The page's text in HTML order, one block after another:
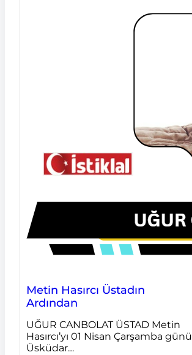
Metin Hasırcı Üstadın
Ardından
UĞUR CANBOLAT ÜSTAD Metin
Hasırcı’yı 01 Nisan Çarşamba günü
Üsküdar…